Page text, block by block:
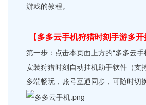
游戏的教程。
【多多云手机狩猎时刻手游多开
第一步：点击本页面上方的“多多云
安装狩猎时刻自动挂机助手软件（支
多端畅玩，账号互通同步，可随时切换